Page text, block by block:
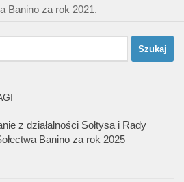
Banino za rok 2021.
z działalności Sołtysa i Rady
Banino za rok 2025